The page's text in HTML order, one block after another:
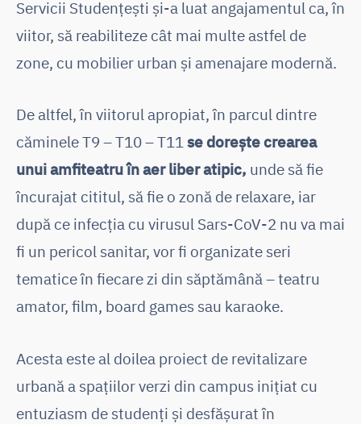
Servicii Studențești și-a luat angajamentul ca, în
viitor, să reabiliteze cât mai multe astfel de
zone, cu mobilier urban și amenajare modernă.
De altfel, în viitorul apropiat, în parcul dintre
căminele T9 – T10 – T11se dorește crearea
unui amfiteatru în aer liber atipic, unde să fie
încurajat cititul, să fie o zonă de relaxare, iar
după ce infecția cu virusul Sars-CoV-2 nu va mai
fi un pericol sanitar, vor fi organizate seri
tematice în fiecare zi din săptămână – teatru
amator, film, board games sau karaoke.
Acesta este al doilea proiect de revitalizare
urbană a spațiilor verzi din campus inițiat cu
entuziasm de studenți și desfășurat în